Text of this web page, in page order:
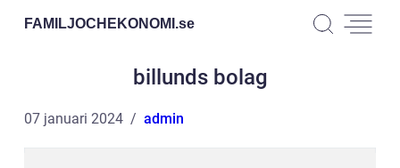
FAMILJOCHEKONOMI.se
billunds bolag
07 januari 2024 admin